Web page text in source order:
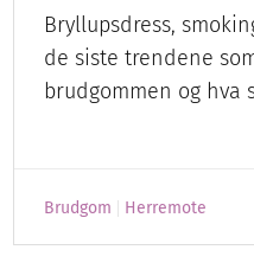
Bryllupsdress,
de siste trendene
brudgommen og hva
Brudgom Herremote